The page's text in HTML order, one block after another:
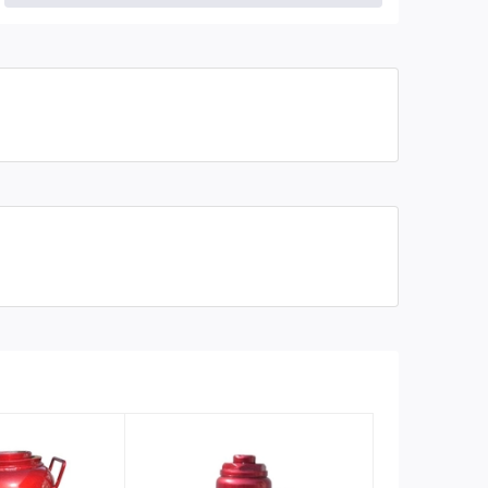
Bảo hành 06 tháng